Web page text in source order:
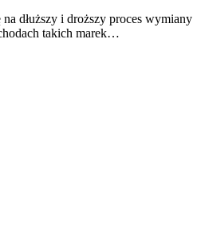
dłuższy i droższy proces wymiany
takich marek…